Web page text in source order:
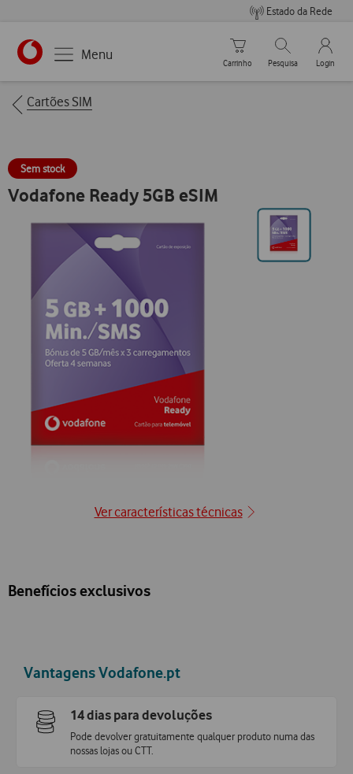
Estado da Rede
https://www.vodafone.pt
Menu
Carrinho de compras
Carrinho
Pesquisar
Pesquisa
My
Login
Breadcrumbs
Cartões SIM
Sem stock
Vodafone Ready 5GB eSIM
Ir
para
Ver características técnicas
Benefícios exclusivos
Vantagens Vodafone.pt
14 dias para devoluções
Pode devolver gratuitamente qualquer produto numa das
nossas lojas ou CTT.